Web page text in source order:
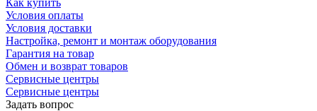
Как купить
Условия оплаты
Условия доставки
Настройка, ремонт и монтаж оборудования
Гарантия на товар
Обмен и возврат товаров
Сервисные центры
Сервисные центры
Задать вопрос